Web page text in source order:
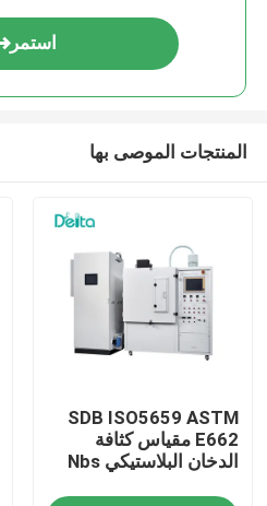
استمر
المنتجات الموصى بها
SDB ISO5659 ASTM
E662 مقياس كثافة
الدخان البلاستيكي Nbs